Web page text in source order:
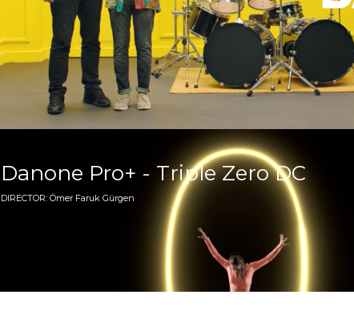
Danone Pro+ - Triple Zero DC
DIRECTOR: Ömer Faruk Gürgen